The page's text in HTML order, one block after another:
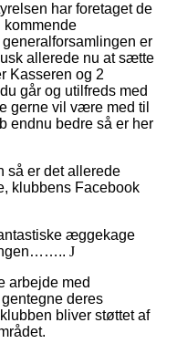
har foretaget de
er
allerede nu at sætte
Kasseren og 2
går og utilfreds med
gerne vil være med til
endnu bedre så er her
så er det allerede
klubbens Facebook
æggekage
J
arbejde med
deres
bliver støttet af